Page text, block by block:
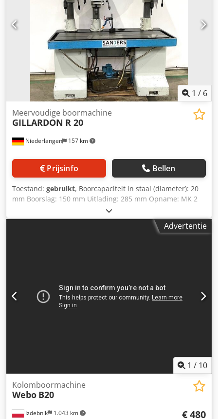
1 / 6
Niederlangen 157 km
Meervoudige boormachine
GILLARDON R 20
Prijsinfo Bellen
Toestand: gebruikt, Boorcapaciteit in staal (diameter): 20
mm Boorslag: 150 mm Uitlading: 285 mm Opname: MK 2
Toerentalbereik: 150 - 3000 omw/min Gewicht: 1700 kg
Benodigde ruimte ca. 1600 x 700 x 1850 mm Uitrusting:
Chsdpfjygm R Uox Agrsa - Rijboormachine met 3Advertentie
1 / 10
Izdebnik 1.043 km
Kolomboormachine
Webo B20
€ 480